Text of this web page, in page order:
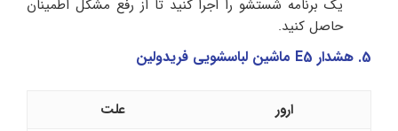
یک برنامه شستشو را اجرا کنید تا از رفع مشکل اطمینان
حاصل کنید.
5. هشدار E5 ماشین لباسشویی فریدولین
ارور
علت